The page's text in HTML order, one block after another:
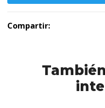
Compartir: